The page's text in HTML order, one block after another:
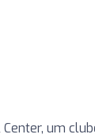
Center, um